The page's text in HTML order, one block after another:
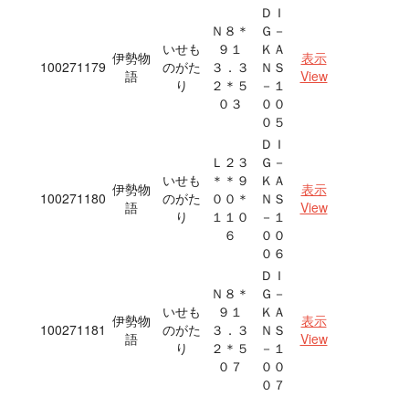
100271179 伊勢物
語
いせも
のがた
り
Ｎ８＊
９１
３．３
２＊５
０３
ＤＩ
Ｇ－
ＫＡ
ＮＳ
－１
００
０５
表示
View
100271180 伊勢物
語
いせも
のがた
り
Ｌ２３
＊＊９
００＊
１１０
６
ＤＩ
Ｇ－
ＫＡ
ＮＳ
－１
００
０６
表示
View
100271181 伊勢物
語
いせも
のがた
り
Ｎ８＊
９１
３．３
２＊５
０７
ＤＩ
Ｇ－
ＫＡ
ＮＳ
－１
００
０７
表示
View